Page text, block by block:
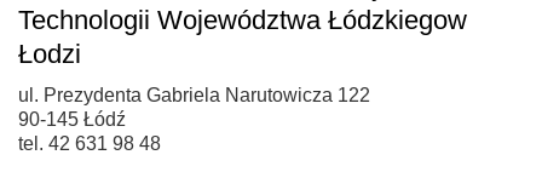
Technologii Województwa Łódzkiegow
Łodzi
ul. Prezydenta Gabriela Narutowicza 122
90-145 Łódź
tel. 42 631 98 48